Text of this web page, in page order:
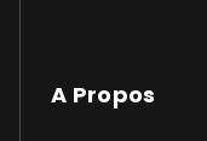
A Propos